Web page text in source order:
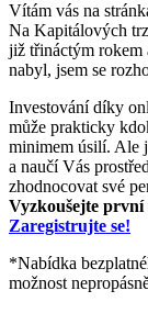
Vítám vás na
Na Kapitálových
již třináctým rokem
nabyl, jsem se
Investování díky
může prakticky
minimem úsilí. Ale
a naučí Vás
zhodnocovat své
Vyzkoušejte
Zaregistrujte se!
*Nabídka
možnost